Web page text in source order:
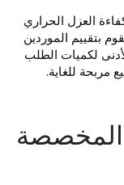
العزل الحراري
بتقييم الموردين
لكميات الطلب
للغاية.